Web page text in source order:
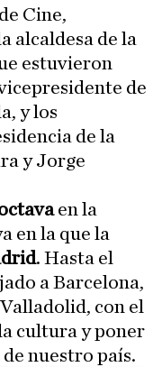
Cine,
alcaldesa de la
estuvieron
de
y los
de la
y Jorge
en la
en la que la
. Hasta el
a Barcelona,
con el
cultura y poner
nuestro país.